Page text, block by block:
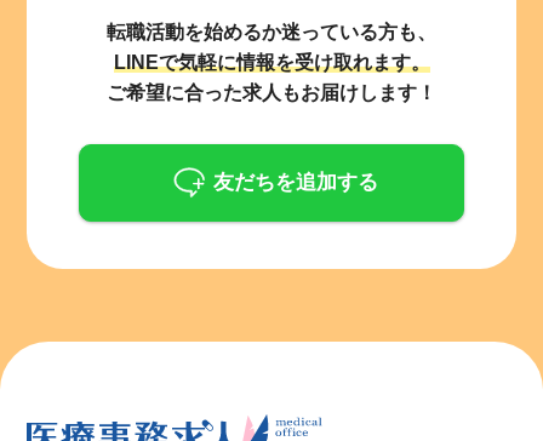
転職活動を始めるか迷っている方も、
LINEで気軽に情報を受け取れます。
ご希望に合った求人もお届けします！
友だちを追加する